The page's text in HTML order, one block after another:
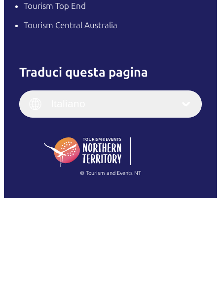
Tourism Top End
Tourism Central Australia
Traduci questa pagina
English
(Singapore)
Italiano
繁體中文
© Tourism and Events NT